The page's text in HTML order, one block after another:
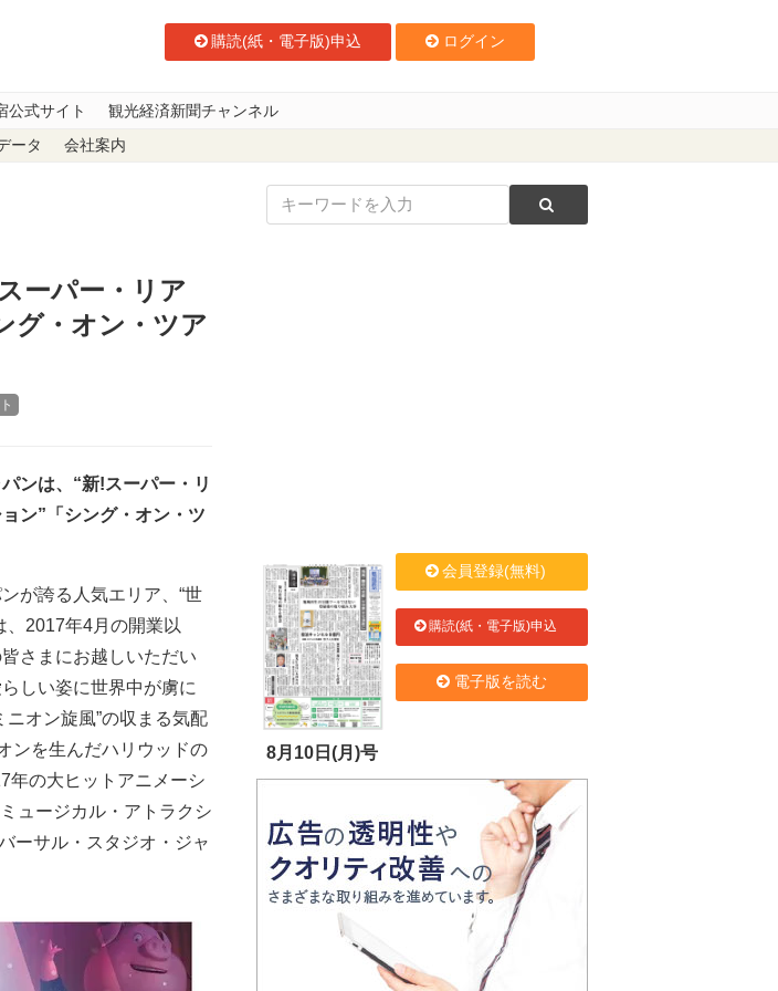
購読(紙・電子版)申込 ログイン
公式サイト 観光経済新聞チャンネル
ータ 会社案内
アル・ミュージカル・アトラクション”「シング・オン・ツアー」を19年春にオープン
ーパー・リア
グ・オン・ツア
ンは、“新!スーパー・リ
ン”「シング・オン・ツ
が誇る人気エリア、“世
、2017年4月の開業以
さまにお越しいただい
しい姿に世界中が虜に
オン旋風”の収まる気配
ンを生んだハリウッドの
年の大ヒットアニメーシ
ュージカル・アトラクシ
ーサル・スタジオ・ジャ
8月10日(月)号
会員登録(無料)
購読(紙・電子版)申込
電子版を読む